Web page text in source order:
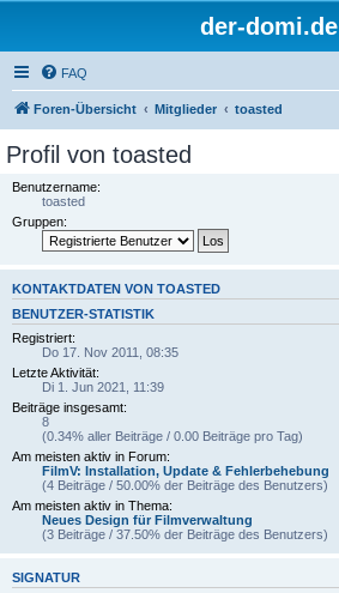
der-domi.de
FAQ
Foren-Übersicht Mitglieder toasted
Profil von toasted
Benutzername:
toasted
Gruppen:
KONTAKTDATEN VON TOASTED
BENUTZER-STATISTIK
Registriert:
Do 17. Nov 2011, 08:35
Letzte Aktivität:
Di 1. Jun 2021, 11:39
Beiträge insgesamt:
8
(0.34% aller Beiträge / 0.00 Beiträge pro Tag)
Am meisten aktiv in Forum:
FilmV: Installation, Update & Fehlerbehebung
(4 Beiträge / 50.00% der Beiträge des Benutzers)
Am meisten aktiv in Thema:
Neues Design für Filmverwaltung
(3 Beiträge / 37.50% der Beiträge des Benutzers)
SIGNATUR